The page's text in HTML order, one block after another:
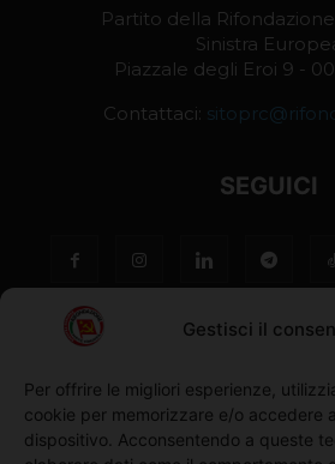
Gestisci il
Per offrire le migliori esperienze,
cookie per memorizzare e/o accedere
dispositivo. Acconsentendo a queste
Partito della
Sinistra
Piazzale degli Eroi 9 -
Contattaci:
SEGUICI
NO ©